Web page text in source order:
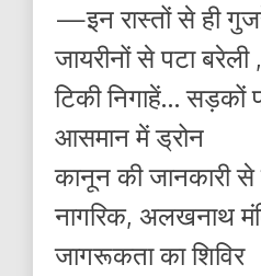
—इन रास्तों से ही
जायरीनों से पटा
टिकी निगाहें… सड़कों
आसमान में ड्रोन
कानून की जानकारी
नागरिक, अलखनाथ
जागरूकता का शिविर